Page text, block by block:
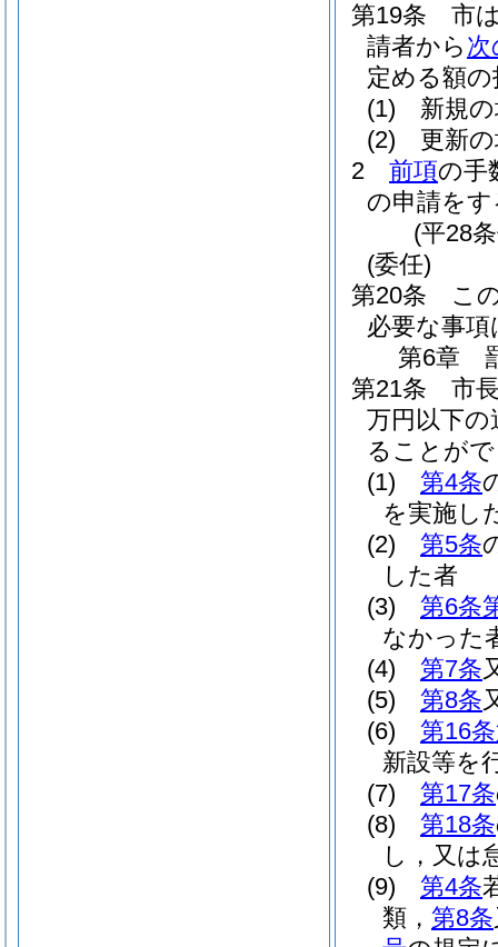
第19条
市
請者から 次
定める額
(1)
新規
(2)
更新
2
前項の手
の申請を
(平28
(委任)
第20条
こ
必要な事
第6章
第21条
市
万円以下
ることが
(1)
第4条
を実施し
(2)
第5条
した者
(3)
第6条
なかった
(4)
第7条
(5)
第8条
(6)
第16
新設等を
(7)
第17条
(8)
第18条
し，又は
(9)
第4条
類， 第8条